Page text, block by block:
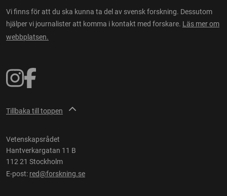
Vi finns för att du ska kunna ta del av svensk forskning. Dessutom
hjälper vi journalister att komma i kontakt med forskare. Läs mer om
webbplatsen.
Tillbaka till toppen
Vetenskapsrådet
Hantverkargatan 11 B
112 21 Stockholm
E-post: red@forskning.se